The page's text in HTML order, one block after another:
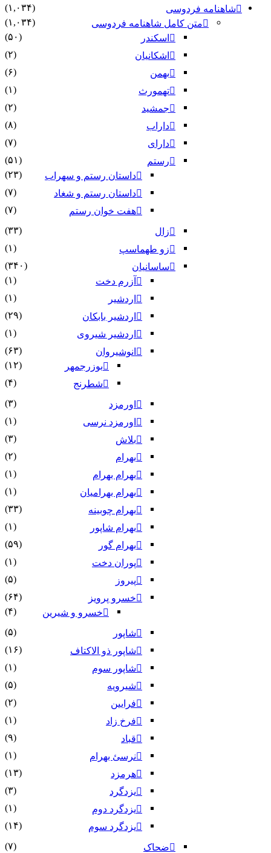
شاهنامه فردوسی
(۱,۰۳۴)
متن کامل شاهنامه فردوسی
(۱,۰۳۴)
اسکندر
(۵۰)
اشکانیان
(۲)
بهمن
(۶)
تهمورث
(۱)
جمشید
(۲)
داراب
(۸)
دارای
(۷)
رستم
(۵۱)
داستان رستم و سهراب
(۲۳)
داستان رستم و شغاد
(۷)
هفت خوان رستم‏
(۷)
زال
(۳۳)
زو طهماسپ‏
(۱)
ساسانیان
(۳۴۰)
آزرم دخت
(۱)
اردشیر
(۱)
اردشیر بابکان
(۲۹)
اردشیر شیروی
(۱)
انوشیروان
(۶۳)
بوزرجمهر
(۱۲)
شطرنج
(۴)
اورمزد
(۳)
اورمزد نرسى‏
(۱)
بلاش
(۳)
بهرام
(۲)
بهرام بهرام
(۱)
بهرام بهرامیان‏
(۱)
بهرام چوبینه
(۳۳)
بهرام شاپور
(۱)
بهرام گور
(۵۹)
پوران دخت
(۱)
پیروز
(۵)
خسرو پرویز
(۶۴)
خسرو و شیرین
(۴)
شاپور
(۵)
شاپور ذو الاکتاف
(۱۶)
شاپور سوم‏
(۱)
شیرویه
(۵)
فرایین
(۲)
فرخ زاد
(۱)
قباد
(۹)
نرسئ بهرام‏
(۱)
هرمزد
(۱۳)
یزدگرد
(۳)
یزدگرد دوم
(۱)
یزدگرد سوم
(۱۴)
ضحاک
(۷)